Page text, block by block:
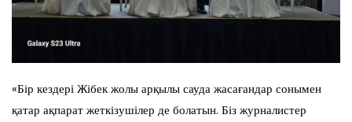
«Бір кездері Жібек жолы арқылы сауда жасағандар сонымен
қатар ақпарат жеткізушілер де болатын. Біз журналистер